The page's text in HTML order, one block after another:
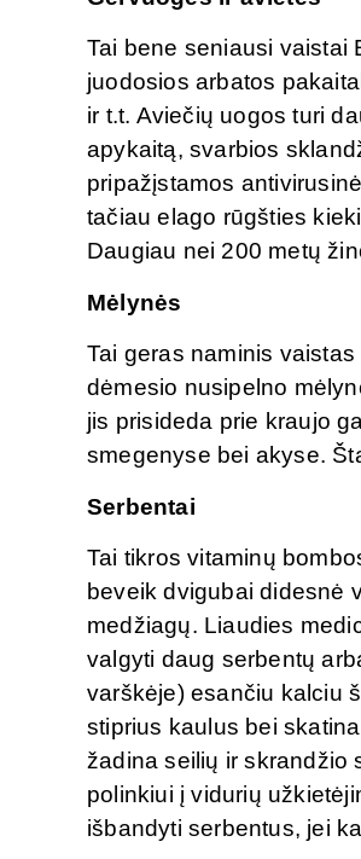
Tai bene seniausi vaistai
juodosios arbatos
ir t.t. Aviečių uogos turi
apykaitą, svarbios
pripažįstamos
tačiau elago rūgšties
Daugiau nei 200 metų
Mėlynės
Tai geras naminis
dėmesio nusipelno
jis prisideda prie kraujo
smegenyse bei akyse.
Serbentai
Tai tikros vitaminų
beveik dvigubai didesnė
medžiagų. Liaudies
valgyti daug serbentų
varškėje) esančiu kalciu
stiprius kaulus bei
žadina seilių ir skrandžio
polinkiui į vidurių
išbandyti serbentus, jei